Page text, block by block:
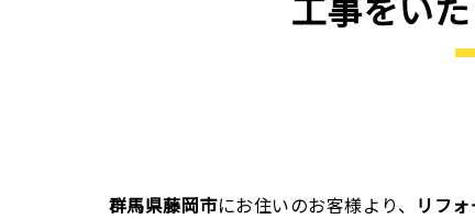
群馬県藤岡市にお住いのお客様より、 リフ